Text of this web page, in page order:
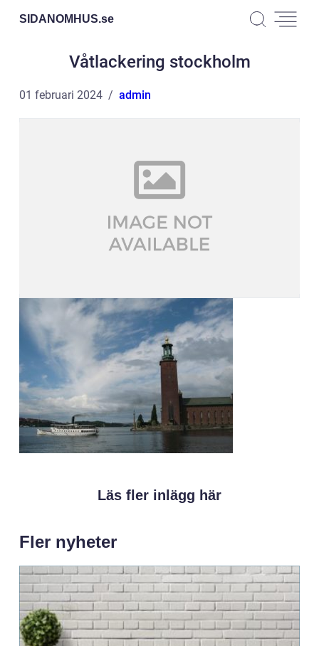
SIDANOMHUS.se
Våtlackering stockholm
01 februari 2024 admin
Läs fler inlägg här
Fler nyheter